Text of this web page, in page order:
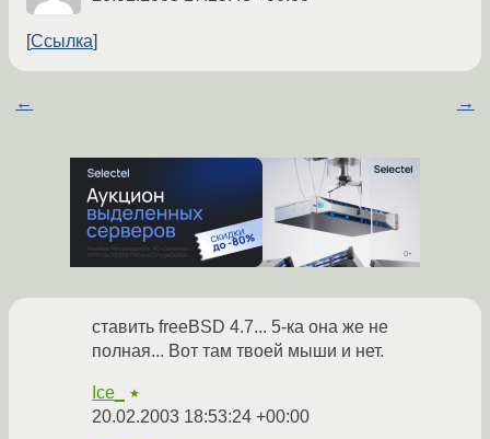
Ссылка
← →
ставить freeBSD 4.7... 5-ка она же не
полная... Вот там твоей мыши и нет.
Ice_ ★
20.02.2003 18:53:24 +00:00